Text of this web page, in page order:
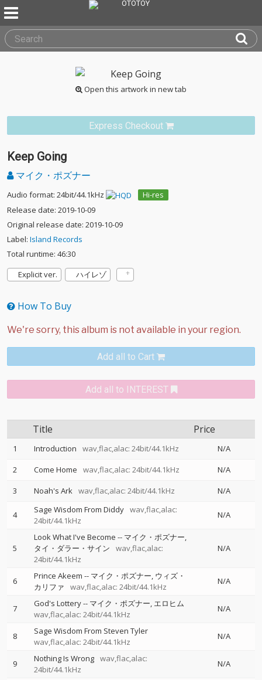
Open this artwork in new tab
Express Checkout
Keep Going
マイク・ポズナー
Audio format: 24bit/44.1kHz
Hi-res
Release date: 2019-10-09
Original release date: 2019-10-09
Label: Island Records
Total runtime: 46:30
Explicit ver.
ハイレゾ
How To Buy
Add all to Cart
Add all to INTEREST
Title Price
1 Introduction wav,flac,alac: 24bit/44.1kHz
N/A
2
Come Home wav,flac,alac: 24bit/44.1kHz
N/A
3
Noah's Ark wav,flac,alac: 24bit/44.1kHz N/A
4 Sage Wisdom From Diddy wav,flac,alac:
24bit/44.1kHz
N/A
5
Look What I've Become -- マイク・ポズナー
タイ・ダラー・サイン
wav,flac,alac:
24bit/44.1kHz
N/A
6 Prince Akeem -- マイク・ポズナー ウィズ・
カリファ
wav,flac,alac: 24bit/44.1kHz
N/A
7 God's Lottery-- マイク・ポズナー エロヒム
wav,flac,alac: 24bit/44.1kHz
N/A
8
Sage Wisdom From Steven Tyler
wav,flac,alac: 24bit/44.1kHz
N/A
9 Nothing Is Wrong wav,flac,alac:
24bit/44.1kHz
N/A